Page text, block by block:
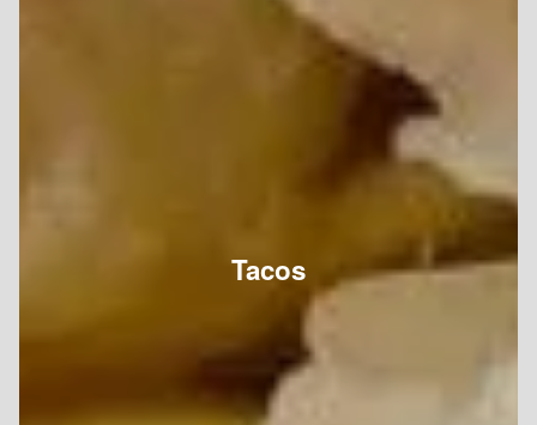
Tacos